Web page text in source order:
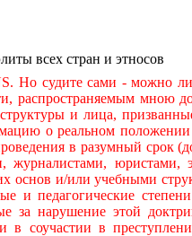
всех стран и этносов
судите сами - можно ли
распространяемым мною
и лица,
о реальном положении
в разумный срок
юристами,
основ и/или учебными
и педагогические
за нарушение этой
в соучастии в